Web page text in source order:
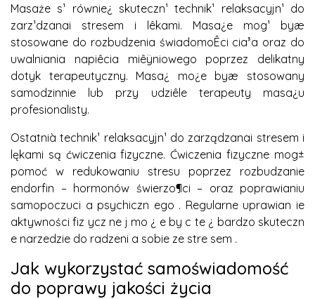
Masaże s¹ równie¿ skuteczn¹ technik¹ relaksacyjn¹ do
zarz¹dzanai stresem i lêkami. Masa¿e mog¹ byæ
stosowane do rozbudzenia świadomoÊci cia³a oraz do
uwalniania napiêcia miêÿniowego poprzez delikatny
dotyk terapeutyczny. Masa¿ mo¿e byæ stosowany
samodzinnie lub przy udziêle terapeuty masa¿u
profesionalisty.
Ostatnià technik¹ relaksacyjn¹ do zarządzanai stresem i
lękami są ćwiczenia fizyczne. Ćwiczenia fizyczne mog±
pomoć w redukowaniu stresu poprzez rozbudzanie
endorfin – hormonów świerzo¶ci – oraz poprawianiu
samopoczuci a psychiczn ego . Regularne uprawian ie
aktywności fiz ycz ne j mo ¿ e by c te ¿ bardzo skuteczn
e narzedzie do radzeni a sobie ze stre sem .
Jak wykorzystać samoświadomość
do poprawy jakości życia